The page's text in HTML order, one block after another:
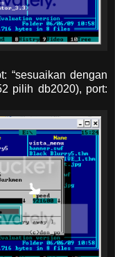
“sesuaikan dengan
pilih db2020), port: